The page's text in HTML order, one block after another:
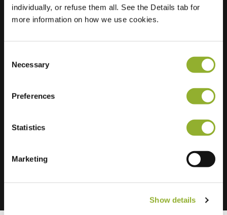
individually, or refuse them all. See the Details tab for
more information on how we use cookies.
Selection
Necessary
Preferences
Statistics
Marketing
Show details
Regular Charging 2 of 2 available
Dodatkowe informacje